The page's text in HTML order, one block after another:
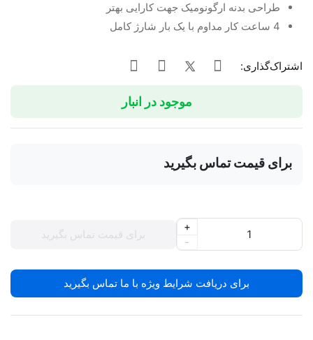
طراحی بدنه ارگونومیک جهت کارایی بهتر
4 ساعت کار مداوم با یک بار شارژ کامل
اشتراک‌گذاری:
موجود در انبار
برای قیمت تماس بگیرید
-
+
برای قیمت تماس بگیرید
برای دریافت شرایط ویژه با ما تماس بگیرید